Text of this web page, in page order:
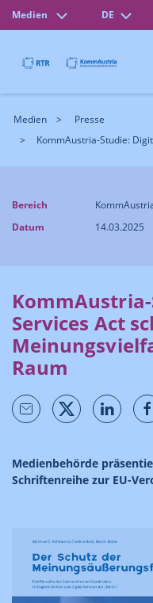
Medien DE
Medien
Presse
KommAustria-Studie:
Bereich
Datum
14.03.2025
Services Act
Raum
Medienbehörde
Schriftenreihe zur EU-